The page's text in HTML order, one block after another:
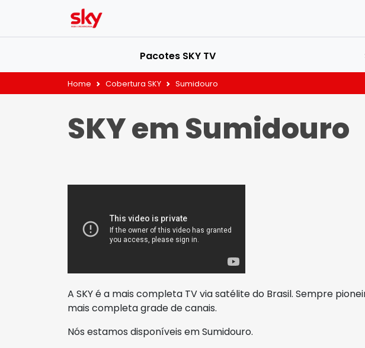
Pacotes SKY TV
Home Cobertura SKY Sumidouro
SKY em Sumidouro
A SKY é a mais completa TV via satélite do Brasil. Sempre
mais completa grade de canais.
Nós estamos disponíveis em Sumidouro.